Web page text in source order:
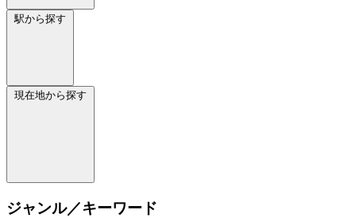
駅から探す
現在地から探す
ジャンル／キーワード